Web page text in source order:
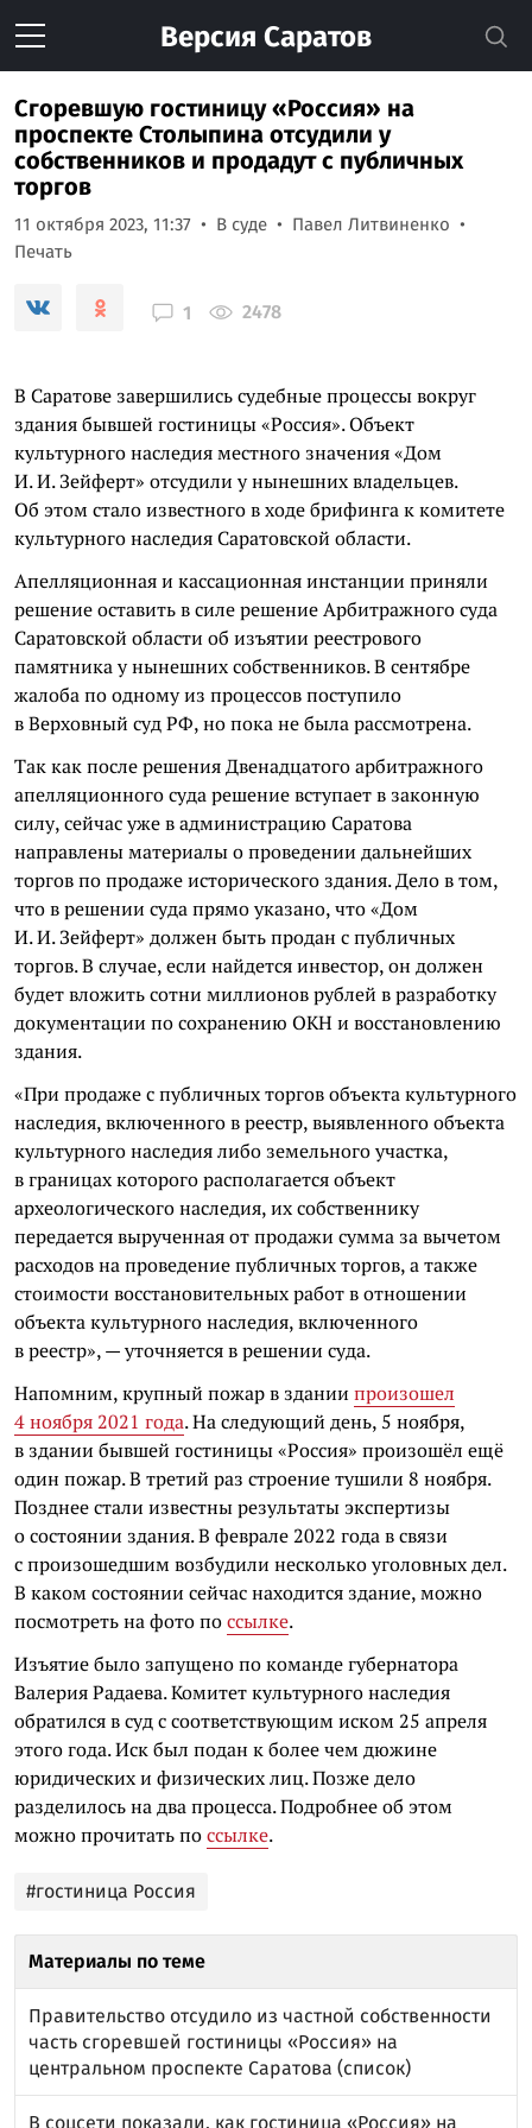
Версия Саратов
Сгоревшую гостиницу «Россия» на
проспекте Столыпина отсудили у
собственников и продадут с публичных
торгов
11 октября 2023, 11:37 В суде
Павел Литвиненко
Печать
1 2478
В Саратове завершились судебные процессы вокруг
здания бывшей гостиницы «Россия». Объект
культурного наследия местного значения «Дом
И. И. Зейферт» отсудили у нынешних владельцев.
Об этом стало известного в ходе брифинга к комитете
культурного наследия Саратовской области.
Апелляционная и кассационная инстанции приняли
решение оставить в силе решение Арбитражного суда
Саратовской области об изъятии реестрового
памятника у нынешних собственников. В сентябре
жалоба по одному из процессов поступило
в Верховный суд РФ, но пока не была рассмотрена.
Так как после решения Двенадцатого арбитражного
апелляционного суда решение вступает в законную
силу, сейчас уже в администрацию Саратова
направлены материалы о проведении дальнейших
торгов по продаже исторического здания. Дело в том,
что в решении суда прямо указано, что «Дом
И. И. Зейферт» должен быть продан с публичных
торгов. В случае, если найдется инвестор, он должен
будет вложить сотни миллионов рублей в разработку
документации по сохранению ОКН и восстановлению
здания.
«При продаже с публичных торгов объекта культурного
наследия, включенного в реестр, выявленного объекта
культурного наследия либо земельного участка,
в границах которого располагается объект
археологического наследия, их собственнику
передается вырученная от продажи сумма за вычетом
расходов на проведение публичных торгов, а также
стоимости восстановительных работ в отношении
объекта культурного наследия, включенного
в реестр», — уточняется в решении суда.
Напомним, крупный пожар в здании произошел
4 ноября 2021 года. На следующий день, 5 ноября,
в здании бывшей гостиницы «Россия» произошёл ещё
один пожар. В третий раз строение тушили 8 ноября.
Позднее стали известны результаты экспертизы
о состоянии здания. В феврале 2022 года в связи
с произошедшим возбудили несколько уголовных дел.
В каком состоянии сейчас находится здание, можно
посмотреть на фото поссылке.
Изъятие было запущено по команде губернатора
Валерия Радаева. Комитет культурного наследия
обратился в суд с соответствующим иском 25 апреля
этого года. Иск был подан к более чем дюжине
юридических и физических лиц. Позже дело
разделилось на два процесса. Подробнее об этом
можно прочитать поссылке.
#гостиница Россия
Материалы по теме
Правительство отсудило из частной собственности
часть сгоревшей гостиницы «Россия» на
центральном проспекте Саратова (список)
В соцсети показали, как гостиница «Россия» на